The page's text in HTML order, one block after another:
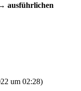
ausführlichen
um 02:28)